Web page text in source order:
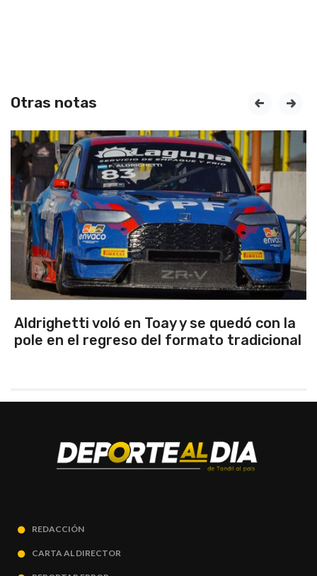
Otras notas
Aldrighetti voló en Toay y se quedó con la
pole en el regreso del formato tradicional
prev next
REDACCIÓN
CARTA AL DIRECTOR